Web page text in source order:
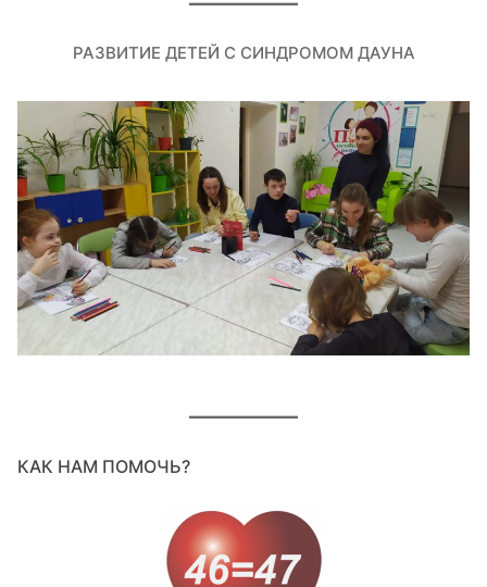
РАЗВИТИЕ ДЕТЕЙ С СИНДРОМОМ ДАУНА
КАК НАМ ПОМОЧЬ?